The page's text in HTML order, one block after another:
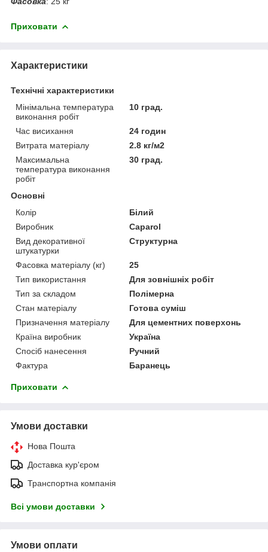
Приховати
Характеристики
Технічні характеристики
Мінімальна температура
виконання робіт
10 град.
Час висихання
24 годин
Витрата матеріалу
2.8 кг/м2
Максимальна
температура виконання
робіт
30 град.
Основні
Колір
Білий
Виробник
Caparol
Вид декоративної
штукатурки
Структурна
Фасовка матеріалу (кг)
25
Тип використання
Для зовнішніх робіт
Тип за складом
Полімерна
Стан матеріалу
Готова суміш
Призначення матеріалу
Для цементних поверхонь
Країна виробник
Україна
Спосіб нанесення
Ручний
Фактура
Баранець
Приховати
Умови доставки
Нова Пошта
Доставка кур'єром
Транспортна компанія
Всі умови доставки
Умови оплати